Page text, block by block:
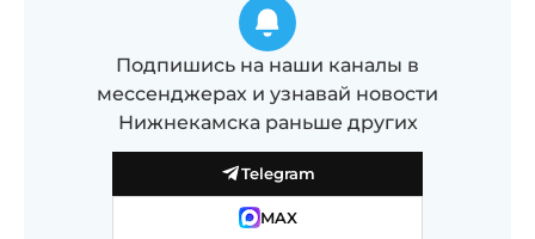
Подпишись на наши каналы в
мессенджерах и узнавай новости
Нижнекамска раньше других
Telegram
MAX